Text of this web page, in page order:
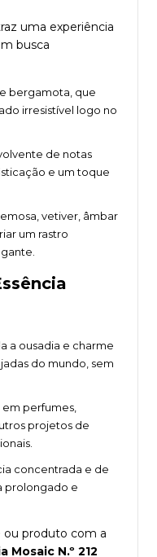
uma experiência
busca
bergamota, que
irresistível logo no
de notas
e um toque
vetiver, âmbar
um rastro
a ousadia e charme
do mundo, sem
em perfumes,
projetos de
concentrada e de
prolongado e
ou produto com a
Mosaic N.º 212